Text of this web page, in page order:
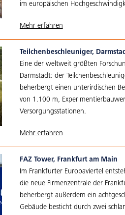
im europäischen
Mehr erfahren
Teilchenbeschleuniger,
Eine der weltweit größten
Darmstadt: der
beherbergt einen unterirdischen
von 1.100 m,
Versorgungsstationen.
Mehr erfahren
FAZ Tower, Frankfurt am Main
Im Frankfurter Europaviertel
die neue Firmenzentrale der
beherbergt außerdem ein
Gebäude besticht durch zwei